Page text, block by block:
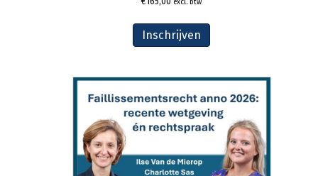
Inschrijven